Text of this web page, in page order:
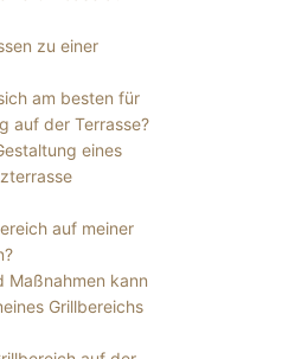
zu einer
am besten für
auf der Terrasse?
eines
auf meiner
Maßnahmen kann
Grillbereichs